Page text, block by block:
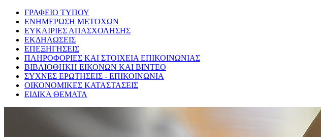
ΓΡΑΦΕΙΟ ΤΥΠΟΥ
ΕΝΗΜΕΡΩΣΗ ΜΕΤΟΧΩΝ
ΕΥΚΑΙΡΙΕΣ ΑΠΑΣΧΟΛΗΣΗΣ
ΕΚΔΗΛΩΣΕΙΣ
ΕΠΕΞΗΓΗΣΕΙΣ
ΠΛΗΡΟΦΟΡΙΕΣ ΚΑΙ ΣΤΟΙΧΕΙΑ ΕΠΙΚΟΙΝΩΝΙΑΣ
ΒΙΒΛΙΟΘΗΚΗ ΕΙΚΟΝΩΝ ΚΑΙ ΒΙΝΤΕΟ
ΣΥΧΝΕΣ ΕΡΩΤΗΣΕΙΣ - ΕΠΙΚΟΙΝΩΝΙΑ
ΟΙΚΟΝΟΜΙΚΕΣ ΚΑΤΑΣΤΑΣΕΙΣ
ΕΙΔΙΚΑ ΘΕΜΑΤΑ